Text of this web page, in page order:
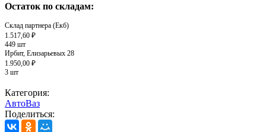
Остаток по складам:
Склад партнера (Екб)
1.517,60 ₽
449 шт
Ирбит, Елизарьевых 28
1.950,00 ₽
3 шт
Категория:
АвтоВаз
Поделиться: